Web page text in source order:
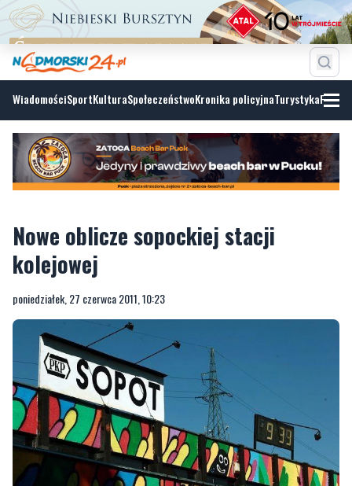
WiadomościSportKulturaSpołeczeństwoKronika policyjnaTurystyka
Nowe oblicze sopockiej stacji
kolejowej
poniedziałek, 27 czerwca 2011, 10:23